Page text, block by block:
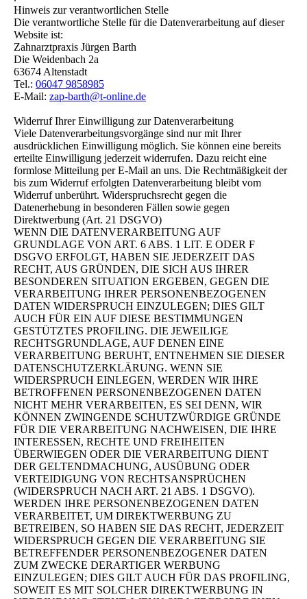
Hinweis zur verantwortlichen Stelle
Die verantwortliche Stelle für die Datenverarbeitung auf dieser
Website ist:
Zahnarztpraxis Jürgen Barth
Die Weidenbach 2a
63674 Altenstadt
Tel.: 06047 9858985
E-Mail: zap-barth@t-online.de
Widerruf Ihrer Einwilligung zur Datenverarbeitung
Viele Datenverarbeitungsvorgänge sind nur mit Ihrer
ausdrücklichen Einwilligung möglich. Sie können eine bereits
erteilte Einwilligung jederzeit widerrufen. Dazu reicht eine
formlose Mitteilung per E-Mail an uns. Die Rechtmäßigkeit der
bis zum Widerruf erfolgten Datenverarbeitung bleibt vom
Widerruf unberührt. Widerspruchsrecht gegen die
Datenerhebung in besonderen Fällen sowie gegen
Direktwerbung (Art. 21 DSGVO)
WENN DIE DATENVERARBEITUNG AUF
GRUNDLAGE VON ART. 6 ABS. 1 LIT. E ODER F
DSGVO ERFOLGT, HABEN SIE JEDERZEIT DAS
RECHT, AUS GRÜNDEN, DIE SICH AUS IHRER
BESONDEREN SITUATION ERGEBEN, GEGEN DIE
VERARBEITUNG IHRER PERSONENBEZOGENEN
DATEN WIDERSPRUCH EINZULEGEN; DIES GILT
AUCH FÜR EIN AUF DIESE BESTIMMUNGEN
GESTÜTZTES PROFILING. DIE JEWEILIGE
RECHTSGRUNDLAGE, AUF DENEN EINE
VERARBEITUNG BERUHT, ENTNEHMEN SIE DIESER
DATENSCHUTZERKLÄRUNG. WENN SIE
WIDERSPRUCH EINLEGEN, WERDEN WIR IHRE
BETROFFENEN PERSONENBEZOGENEN DATEN
NICHT MEHR VERARBEITEN, ES SEI DENN, WIR
KÖNNEN ZWINGENDE SCHUTZWÜRDIGE GRÜNDE
FÜR DIE VERARBEITUNG NACHWEISEN, DIE IHRE
INTERESSEN, RECHTE UND FREIHEITEN
ÜBERWIEGEN ODER DIE VERARBEITUNG DIENT
DER GELTENDMACHUNG, AUSÜBUNG ODER
VERTEIDIGUNG VON RECHTSANSPRÜCHEN
(WIDERSPRUCH NACH ART. 21 ABS. 1 DSGVO).
WERDEN IHRE PERSONENBEZOGENEN DATEN
VERARBEITET, UM DIREKTWERBUNG ZU
BETREIBEN, SO HABEN SIE DAS RECHT, JEDERZEIT
WIDERSPRUCH GEGEN DIE VERARBEITUNG SIE
BETREFFENDER PERSONENBEZOGENER DATEN
ZUM ZWECKE DERARTIGER WERBUNG
EINZULEGEN; DIES GILT AUCH FÜR DAS PROFILING,
SOWEIT ES MIT SOLCHER DIREKTWERBUNG IN